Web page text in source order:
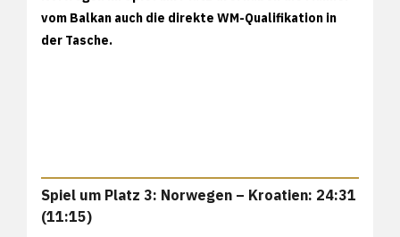
vom Balkan auch die direkte WM-Qualifikation in
der Tasche.
Spiel um Platz 3: Norwegen – Kroatien: 24:31
(11:15)